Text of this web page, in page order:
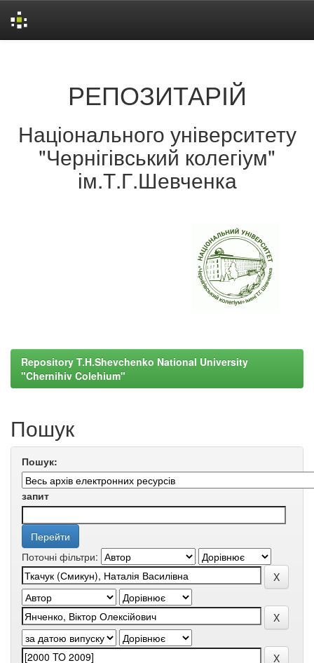
РЕПОЗИТАРІЙ
Національного університету
"Чернігівський колегіум"
ім.Т.Г.Шевченка
Repository T.H.Shevchenko National University
"Chernihiv Colehium"
Пошук
Пошук:
запит
Поточні фільтри: